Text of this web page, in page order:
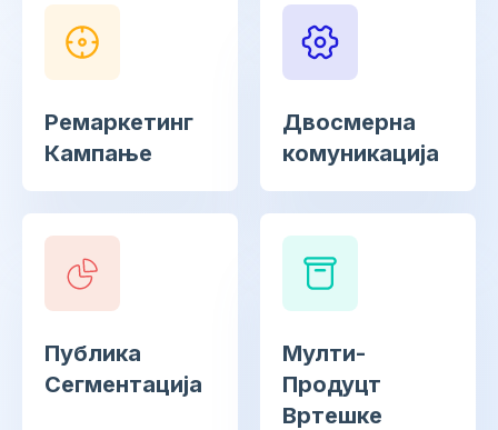
Ремаркетинг
Кампање
Двосмерна
комуникација
Публика
Сегментација
Мулти-
Продуцт
Вртешке